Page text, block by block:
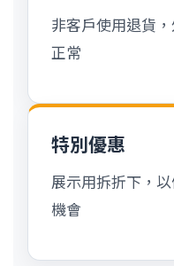
非客戶使用退貨
正常
特別優惠
展示用拆折下，
機會